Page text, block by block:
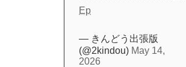
Ep
— きんどう出張版
(@2kindou) May 14,
2026